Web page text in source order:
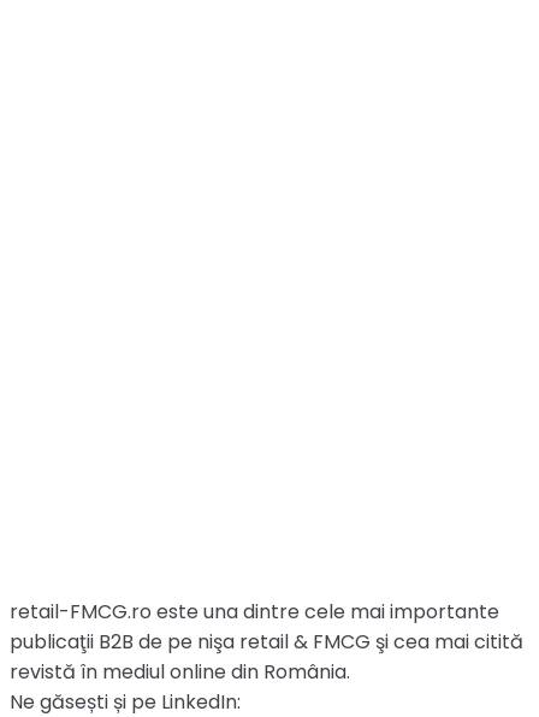
retail-FMCG.ro este una dintre cele mai importante
publicaţii B2B de pe nişa retail & FMCG şi cea mai citită
revistă în mediul online din România.
Ne găsești și pe LinkedIn: